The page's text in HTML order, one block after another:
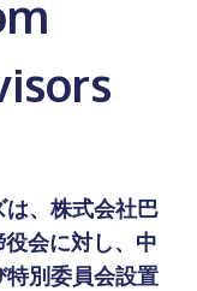
、株式会社巴
役会に対し、中
別委員会設置